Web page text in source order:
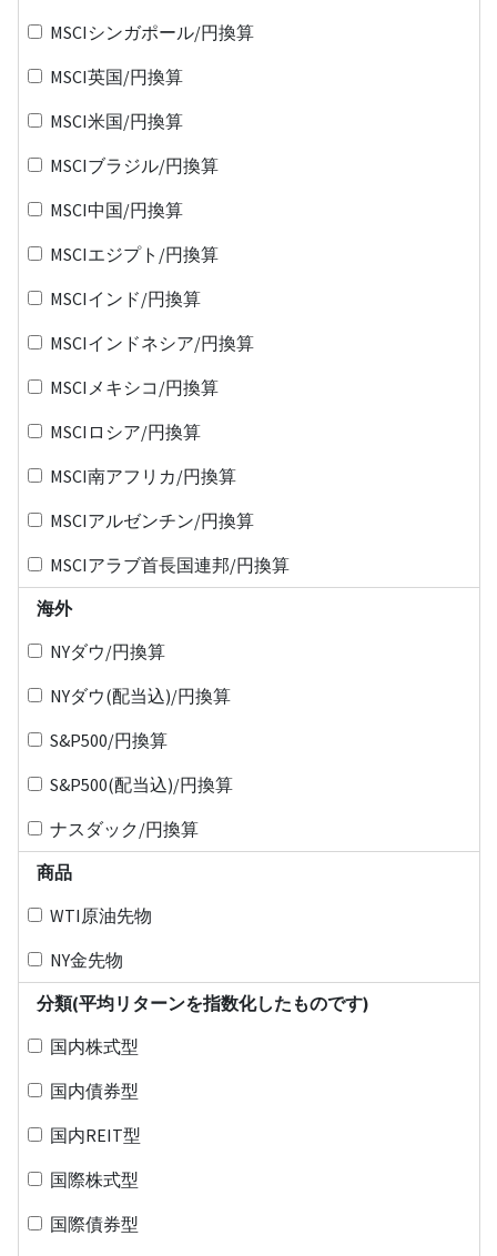
MSCIシンガポール/円換算
MSCI英国/円換算
MSCI米国/円換算
MSCIブラジル/円換算
MSCI中国/円換算
MSCIエジプト/円換算
MSCIインド/円換算
MSCIインドネシア/円換算
MSCIメキシコ/円換算
MSCIロシア/円換算
MSCI南アフリカ/円換算
MSCIアルゼンチン/円換算
MSCIアラブ首長国連邦/円換算
海外
NYダウ/円換算
NYダウ(配当込)/円換算
S&P500/円換算
S&P500(配当込)/円換算
ナスダック/円換算
商品
WTI原油先物
NY金先物
分類(平均リターンを指数化したものです)
国内株式型
国内債券型
国内REIT型
国際株式型
国際債券型